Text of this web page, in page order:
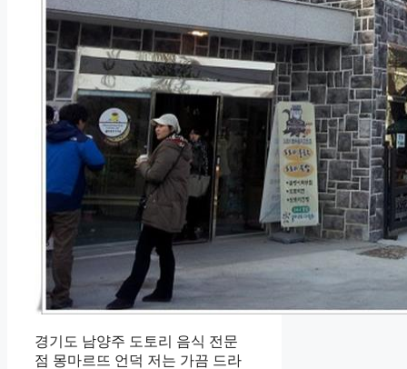
경기도 남양주 도토리 음식 전문
점 몽마르뜨 언덕 저는 가끔 드라